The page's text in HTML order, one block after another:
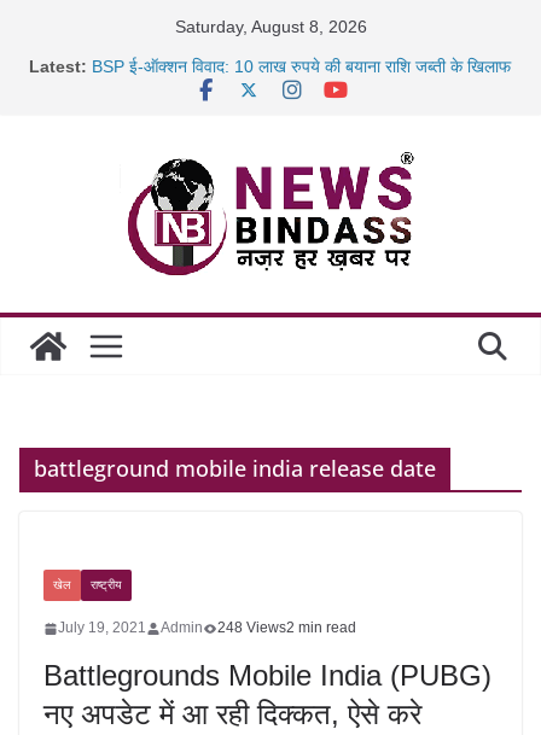
Saturday, August 8, 2026
Latest: BSP ई-ऑक्शन विवाद: 10 लाख रुपये की बयाना राशि जब्ती के खिलाफ
साइबर ठगी पर दुर्ग पुलिस का बड़ा एक्शन: 13 म्यूल बैंक खाताधारक
गिरफ्तार
battleground mobile india release date
खेल राष्ट्रीय
July 19, 2021 Admin 248 Views2 min read
Battlegrounds Mobile India (PUBG)
नए अपडेट में आ रही दिक्कत, ऐसे करे